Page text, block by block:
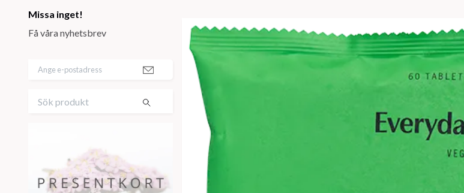
Missa inget!
Få våra nyhetsbrev